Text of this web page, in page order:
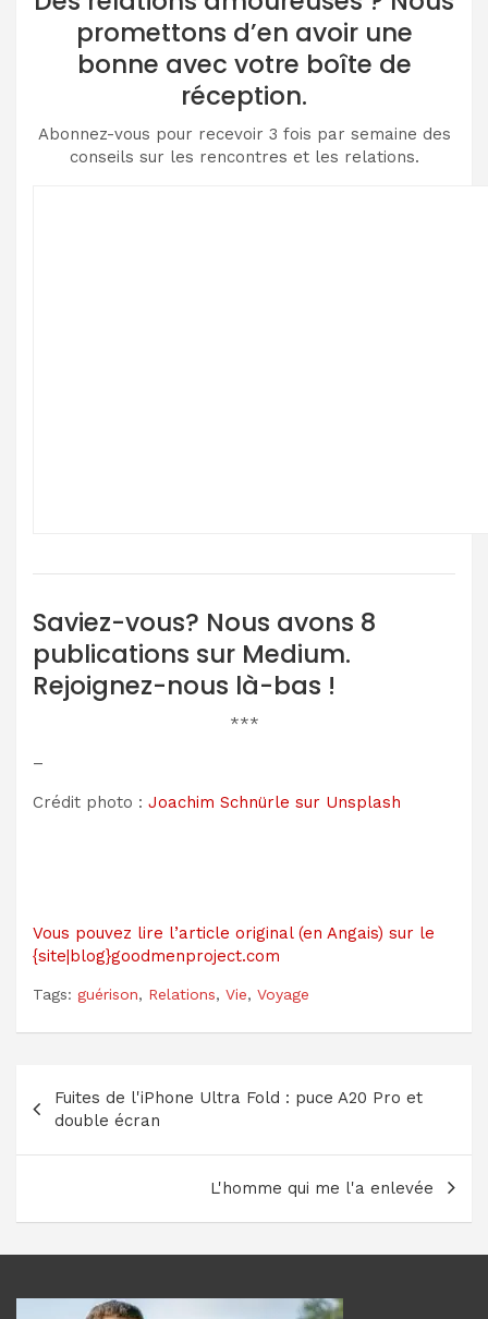
promettons d’en avoir une
bonne avec votre boîte de
réception.
Abonnez-vous pour recevoir 3 fois par semaine des
conseils sur les rencontres et les relations.
Saviez-vous? Nous avons 8
publications sur Medium.
Rejoignez-nous là-bas !
***
–
Crédit photo : Joachim Schnürle sur Unsplash
Vous pouvez lire l’article original (en Angais) sur le
{site|blog}goodmenproject.com
Tags: guérison, Relations, Vie, Voyage
de
l’article
Fuites de l'iPhone Ultra Fold : puce A20 Pro et
double écran
L'homme qui me l'a enlevée